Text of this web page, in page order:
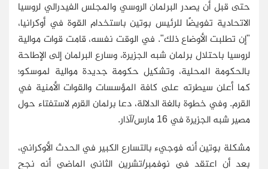
حتى قبل أن يصدر البرلمان الروسي والمجلس الفيدرالي لروسيا
الاتحادية تفويضًا للرئيس بوتين باستخدام القوة في أوكرانيا،
"إن تطلبت الأوضاع ذلك". في الوقت نفسه، قامت قوات موالية
لروسيا باحتلال برلمان شبه الجزيرة، وسارع البرلمان إلى الإطاحة
بالحكومة المحلية، وتشكيل حكومة جديدة موالية لموسكو؛
كما أعلن سيطرته على كافة المؤسسات والقوات الأمنية في
القرم. وفي خطوة بالغة الدلالة، دعا برلمان القرم لاستفتاء حول
مصير شبه الجزيرة في 16 مارس/آذار.
مشكلة بوتين أنه فوجيء بالتسارع الكبير في الحدث الأوكراني،
بعد أن اعتقد في نوفمبر/تشرين الثاني الماضي أنه نجح